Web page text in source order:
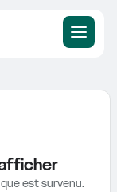
est survenu.